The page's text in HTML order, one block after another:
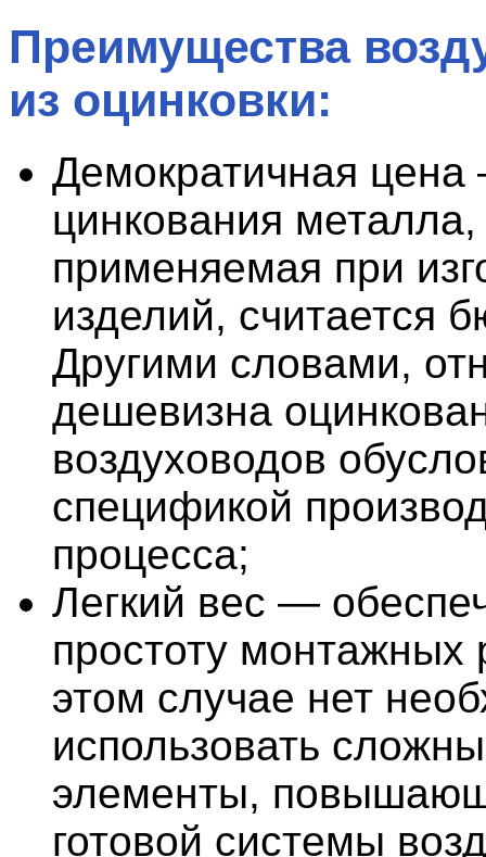
Преимущества
из оцинковки:
Демократичная
цинкования металла,
применяемая при
изделий, считается
Другими словами,
дешевизна
воздуховодов
спецификой
процесса;
Легкий вес —
простоту монтажных
этом случае нет
использовать
элементы,
готовой системы